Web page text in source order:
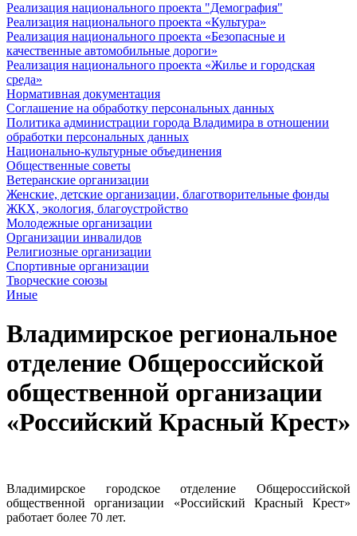
Реализация национального проекта "Демография"
Реализация национального проекта «Культура»
Реализация национального проекта «Безопасные и
качественные автомобильные дороги»
Реализация национального проекта «Жилье и городская
среда»
Нормативная документация
Соглашение на обработку персональных данных
Политика администрации города Владимира в отношении
обработки персональных данных
Национально-культурные объединения
Общественные советы
Ветеранские организации
Женские, детские организации, благотворительные фонды
ЖКХ, экология, благоустройство
Молодежные организации
Организации инвалидов
Религиозные организации
Спортивные организации
Творческие союзы
Иные
Владимирское региональное
отделение Общероссийской
общественной организации
«Российский Красный Крест»
Владимирское городское отделение Общероссийской
общественной организации «Российский Красный Крест»
работает более 70 лет.